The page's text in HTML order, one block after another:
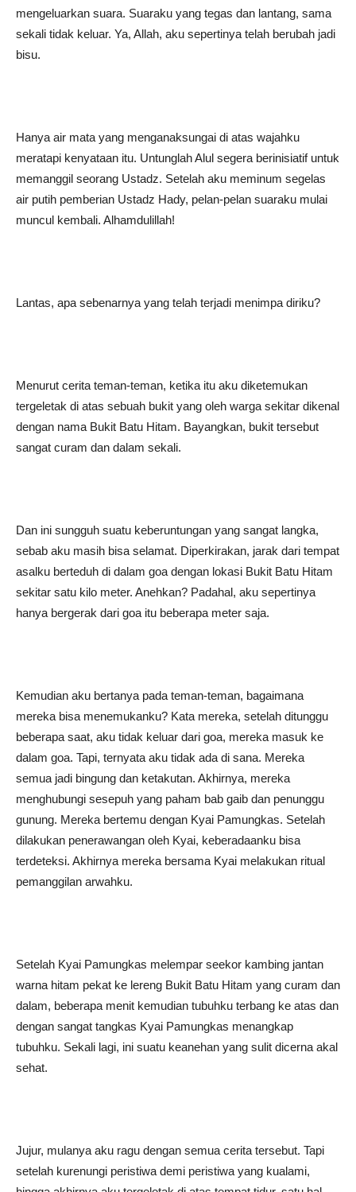
mengeluarkan suara. Suaraku yang tegas dan lantang, sama
sekali tidak keluar. Ya, Allah, aku sepertinya telah berubah jadi
bisu.
Hanya air mata yang menganaksungai di atas wajahku
meratapi kenyataan itu. Untunglah Alul segera berinisiatif untuk
memanggil seorang Ustadz. Setelah aku meminum segelas
air putih pemberian Ustadz Hady, pelan-pelan suaraku mulai
muncul kembali. Alhamdulillah!
Lantas, apa sebenarnya yang telah terjadi menimpa diriku?
Menurut cerita teman-teman, ketika itu aku diketemukan
tergeletak di atas sebuah bukit yang oleh warga sekitar dikenal
dengan nama Bukit Batu Hitam. Bayangkan, bukit tersebut
sangat curam dan dalam sekali.
Dan ini sungguh suatu keberuntungan yang sangat langka,
sebab aku masih bisa selamat. Diperkirakan, jarak dari tempat
asalku berteduh di dalam goa dengan lokasi Bukit Batu Hitam
sekitar satu kilo meter. Anehkan? Padahal, aku sepertinya
hanya bergerak dari goa itu beberapa meter saja.
Kemudian aku bertanya pada teman-teman, bagaimana
mereka bisa menemukanku? Kata mereka, setelah ditunggu
beberapa saat, aku tidak keluar dari goa, mereka masuk ke
dalam goa. Tapi, ternyata aku tidak ada di sana. Mereka
semua jadi bingung dan ketakutan. Akhirnya, mereka
menghubungi sesepuh yang paham bab gaib dan penunggu
gunung. Mereka bertemu dengan Kyai Pamungkas. Setelah
dilakukan penerawangan oleh Kyai, keberadaanku bisa
terdeteksi. Akhirnya mereka bersama Kyai melakukan ritual
pemanggilan arwahku.
Setelah Kyai Pamungkas melempar seekor kambing jantan
warna hitam pekat ke lereng Bukit Batu Hitam yang curam dan
dalam, beberapa menit kemudian tubuhku terbang ke atas dan
dengan sangat tangkas Kyai Pamungkas menangkap
tubuhku. Sekali lagi, ini suatu keanehan yang sulit dicerna akal
sehat.
Jujur, mulanya aku ragu dengan semua cerita tersebut. Tapi
setelah kurenungi peristiwa demi peristiwa yang kualami,